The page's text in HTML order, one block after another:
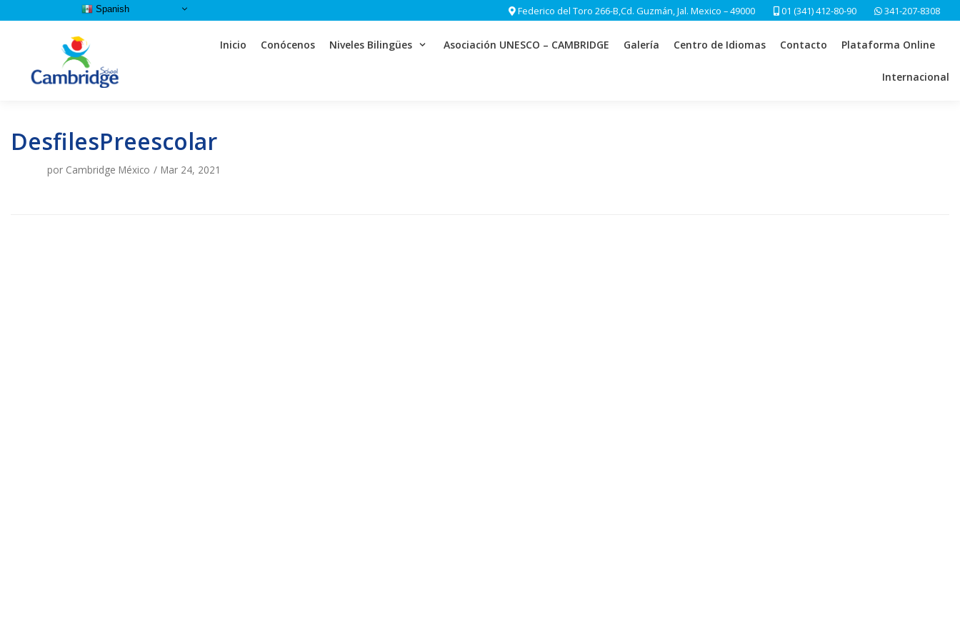
contenido
Federico del Toro 266-B,Cd. Guzmán, Jal. Mexico – 49000 01 (341) 412-80-90 341-207-8308
Inicio Conócenos Niveles Bilingües Asociación UNESCO – CAMBRIDGE Galería Centro de Idiomas Contacto Plataforma Online
Internacional
DesfilesPreescolar
por Cambridge México Mar 24, 2021
Spanish